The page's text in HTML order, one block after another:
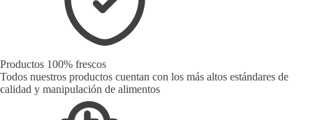
Productos 100% frescos
Todos nuestros productos cuentan con los más altos estándares de
calidad y manipulación de alimentos